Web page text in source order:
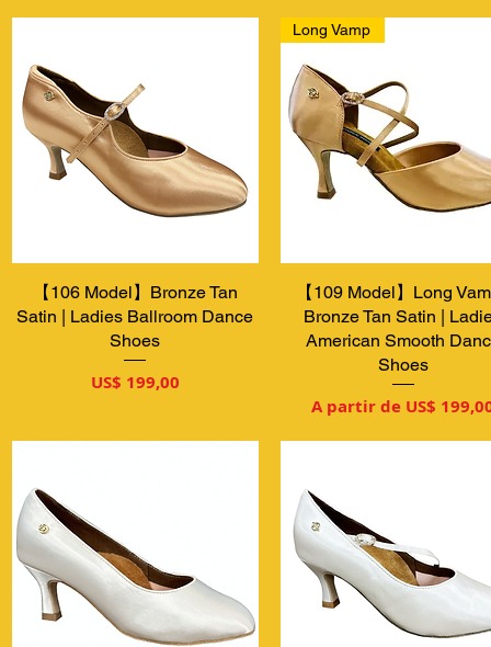
Visualização rápida
【106 Model】Bronze Tan
Satin | Ladies Ballroom Dance
Shoes
Preço
US$ 199,00
Visualização rápida
Long Vamp
【109 Model】Long
Bronze Tan Satin |
American Smooth
Shoes
A partir de US$
Preço promocional